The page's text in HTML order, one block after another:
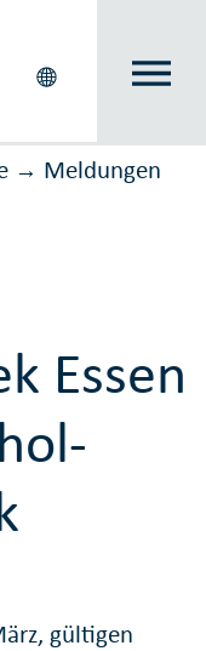
→ Meldungen
Essen
gültigen